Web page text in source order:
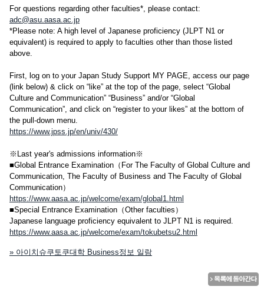
For questions regarding other faculties*, please contact:
adc@asu.aasa.ac.jp
*Please note: A high level of Japanese proficiency (JLPT N1 or
equivalent) is required to apply to faculties other than those listed
above.
First, log on to your Japan Study Support MY PAGE, access our page
(link below) & click on “like” at the top of the page, select “Global
Culture and Communication” “Business” and/or “Global
Communication”, and click on “register to your likes” at the bottom of
the pull-down menu.
https://www.jpss.jp/en/univ/430/
※Last year's admissions information※
■Global Entrance Examination（For The Faculty of Global Culture and
Communication, The Faculty of Business and The Faculty of Global
Communication）
https://www.aasa.ac.jp/welcome/exam/global1.html
■Special Entrance Examination（Other faculties）
Japanese language proficiency equivalent to JLPT N1 is required.
https://www.aasa.ac.jp/welcome/exam/tokubetsu2.html
» 아이치슈쿠토쿠대학 Business정보 일람